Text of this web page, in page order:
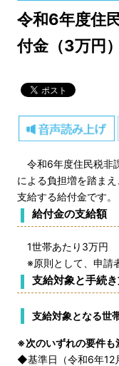
令和6年度住
付金（3万円
令和6年度住民税非
による負担増を踏ま
支給する給付金です。
給付金の支給額
1世帯あたり3万円
※原則として、申請
支給対象と手続
支給対象となる世
※次のいずれの要件も
◆基準日（令和6年12